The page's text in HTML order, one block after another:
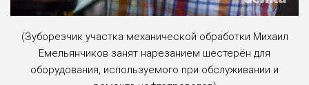
(Зуборезчик участка механической обработки Михаил
Емельянчиков занят нарезанием шестерён для
оборудова­ния, используемого при обслуживании и